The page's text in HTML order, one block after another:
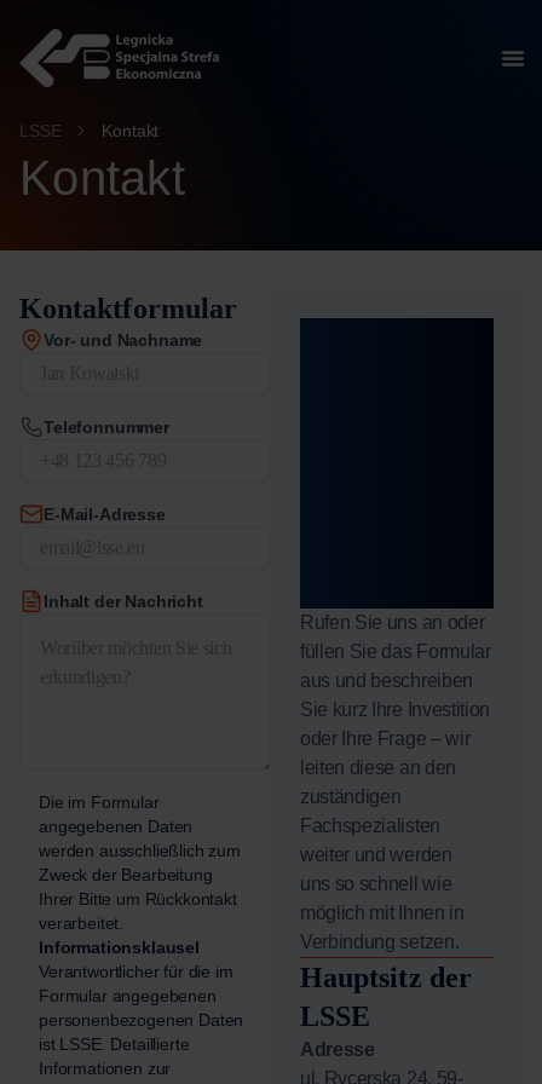
springen
LSSE Kontakt
Kontakt
Kontaktformular
Vor- und Nachname
Telefonnummer
E-Mail-Adresse
Inhalt der Nachricht
Die im Formular
angegebenen Daten
werden ausschließlich zum
Zweck der Bearbeitung
Ihrer Bitte um Rückkontakt
verarbeitet.
Informationsklausel
Verantwortlicher für die im
Formular angegebenen
personenbezogenen Daten
ist LSSE. Detaillierte
Informationen zur
Rufen Sie uns an oder
füllen Sie das Formular
aus und beschreiben
Sie kurz Ihre Investition
oder Ihre Frage – wir
leiten diese an den
zuständigen
Fachspezialisten
weiter und werden
uns so schnell wie
möglich mit Ihnen in
Verbindung setzen.
Hauptsitz der
LSSE
Adresse
ul. Rycerska 24, 59-